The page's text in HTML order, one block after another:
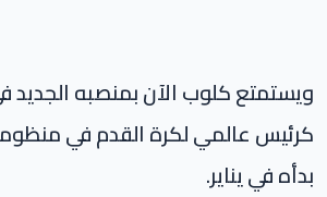
ويستمتع كلوب الآن بمنصبه الجديد
كرئيس عالمي لكرة القدم في
بدأه في يناير.